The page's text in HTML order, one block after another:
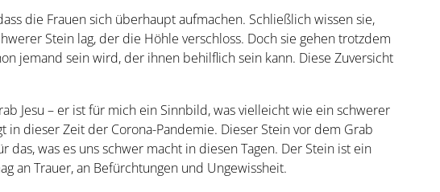
die Frauen sich überhaupt aufmachen. Schließlich wissen sie,
Stein lag, der die Höhle verschloss. Doch sie gehen trotzdem
jemand sein wird, der ihnen behilflich sein kann. Diese Zuversicht
Jesu – er ist für mich ein Sinnbild, was vielleicht wie ein schwerer
in dieser Zeit der Corona-Pandemie. Dieser Stein vor dem Grab
das, was es uns schwer macht in diesen Tagen. Der Stein ist ein
an Trauer, an Befürchtungen und Ungewissheit.